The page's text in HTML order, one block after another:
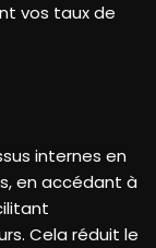
vos taux de
internes en
en accédant à
Cela réduit le